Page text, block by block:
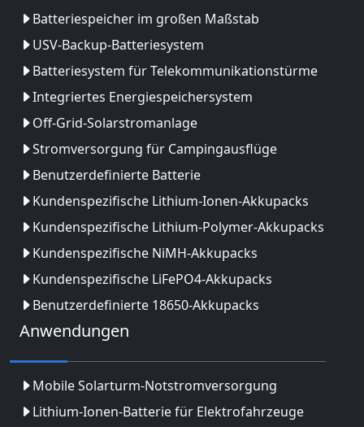
Batteriespeicher im großen Maßstab
USV-Backup-Batteriesystem
Batteriesystem für Telekommunikationstürme
Integriertes Energiespeichersystem
Off-Grid-Solarstromanlage
Stromversorgung für Campingausflüge
Benutzerdefinierte Batterie
Kundenspezifische Lithium-Ionen-Akkupacks
Kundenspezifische Lithium-Polymer-Akkupacks
Kundenspezifische NiMH-Akkupacks
Kundenspezifische LiFePO4-Akkupacks
Benutzerdefinierte 18650-Akkupacks
Anwendungen
Mobile Solarturm-Notstromversorgung
Lithium-Ionen-Batterie für Elektrofahrzeuge